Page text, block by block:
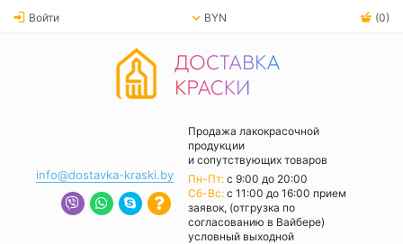
Войти BYN (0)
info@dostavka-kraski.by
Продажа лакокрасочной
продукции
и сопутствующих товаров
Пн-Пт:с 9:00 до 20:00
Cб-Вс:с 11:00 до 16:00 прием
заявок, (отгрузка по
согласованию в Вайбере)
условный выходной